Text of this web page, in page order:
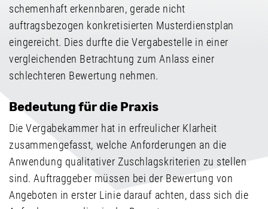
schemenhaft erkennbaren, gerade nicht
auftragsbezogen konkretisierten Musterdienstplan
eingereicht. Dies durfte die Vergabestelle in einer
vergleichenden Betrachtung zum Anlass einer
schlechteren Bewertung nehmen.
Bedeutung für die Praxis
Die Vergabekammer hat in erfreulicher Klarheit
zusammengefasst, welche Anforderungen an die
Anwendung qualitativer Zuschlagskriterien zu stellen
sind. Auftraggeber müssen bei der Bewertung von
Angeboten in erster Linie darauf achten, dass sich die